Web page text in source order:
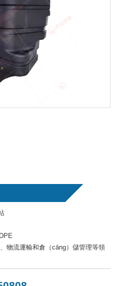
物流運輸和倉（cāng）儲管理等領